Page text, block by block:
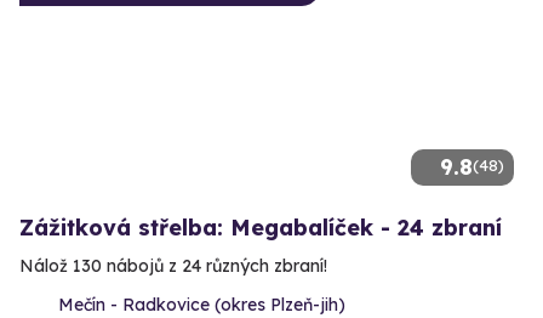
9.8(48)
Zážitková střelba: Megabalíček - 24 zbraní
Nálož 130 nábojů z 24 různých zbraní!
Mečín - Radkovice (okres Plzeň-jih)